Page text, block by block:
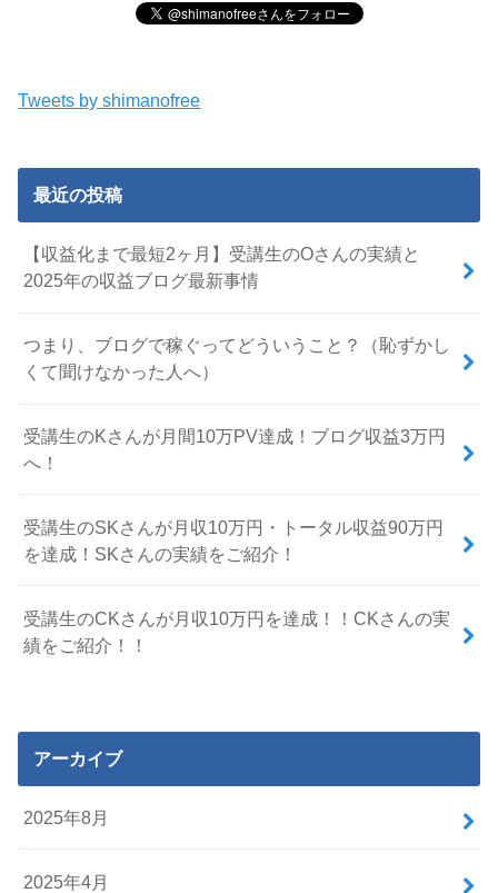
Tweets by shimanofree
最近の投稿
【収益化まで最短2ヶ月】受講生のOさんの実績と
2025年の収益ブログ最新事情
つまり、ブログで稼ぐってどういうこと？（恥ずかし
くて聞けなかった人へ）
受講生のKさんが月間10万PV達成！ブログ収益3万円
へ！
受講生のSKさんが月収10万円・トータル収益90万円
を達成！SKさんの実績をご紹介！
受講生のCKさんが月収10万円を達成！！CKさんの実
績をご紹介！！
アーカイブ
2025年8月
2025年4月